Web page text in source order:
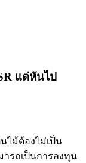
แต่หันไป
ไม้ต้องไม่เป็น
ารถเป็นการลงทุน